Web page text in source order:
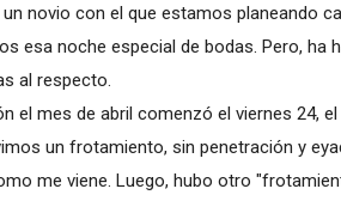
novio con el que estamos planeando
esa noche especial de bodas. Pero, ha
al respecto.
el mes de abril comenzó el viernes 24,
un frotamiento, sin penetración y
me viene. Luego, hubo otro